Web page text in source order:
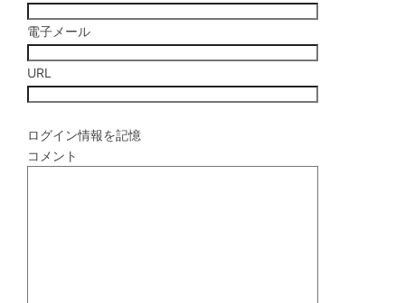
電子メール
URL
ログイン情報を記憶
コメント